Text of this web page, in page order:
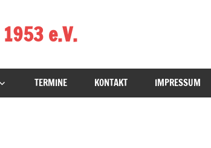
e.V.
TERMINE KONTAKT IMPRESSUM